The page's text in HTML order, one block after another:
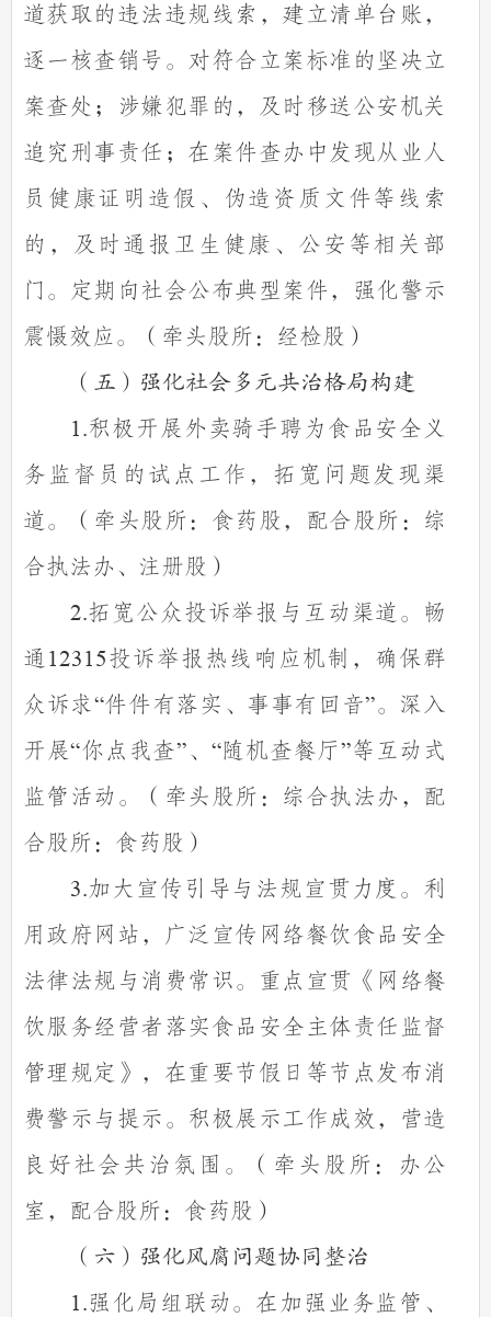
道获取的违法违规线索，建立清单台账，
逐一核查销号。对符合立案标准的坚决立
案查处；涉嫌犯罪的，及时移送公安机关
追究刑事责任；在案件查办中发现从业人
员健康证明造假、伪造资质文件等线索
的，及时通报卫生健康、公安等相关部
门。定期向社会公布典型案件，强化警示
震慑效应。（牵头股所：经检股）
（五）强化社会多元共治格局构建
1.积极开展外卖骑手聘为食品安全义
务监督员的试点工作，拓宽问题发现渠
道。（牵头股所：食药股，配合股所：综
合执法办、注册股）
2.拓宽公众投诉举报与互动渠道。畅
通 12315投诉举报热线响应机制，确保群
众诉求“件件有落实、事事有回音”。深入
开展“你点我查”、 “随机查餐厅”等互动式
监管活动。（牵头股所：综合执法办，配
合股所：食药股）
3.加大宣传引导与法规宣贯力度。利
用政府网站，广泛宣传网络餐饮食品安全
法律法规与消费常识。重点宣贯《网络餐
饮服务经营者落实食品安全主体责任监督
管理规定》，在重要节假日等节点发布消
费警示与提示。积极展示工作成效，营造
良好社会共治氛围。（牵头股所：办公
室，配合股所：食药股）
（六）强化风腐问题协同整治
1.强化局组联动。在加强业务监管、